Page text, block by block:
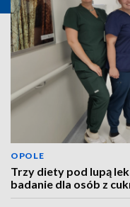
OPOLE
Trzy diety pod lupą
badanie dla osób z